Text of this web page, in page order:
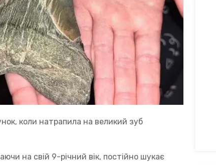
коли натрапила на великий зуб
на свій 9-річний вік, постійно шукає